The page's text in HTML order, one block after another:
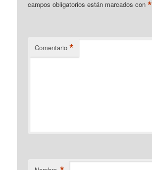
campos obligatorios están marcados con*
Comentario *